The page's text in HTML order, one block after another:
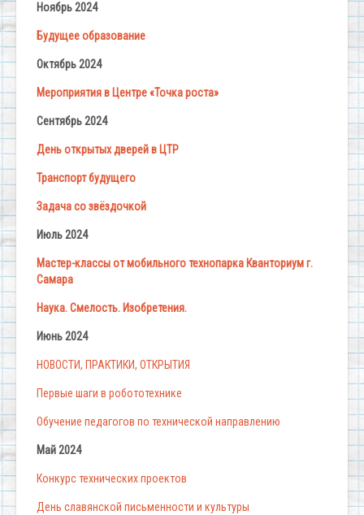
Ноябрь 2024
Будущее образование
Октябрь 2024
Мероприятия в Центре «Точка роста»
Сентябрь 2024
День открытых дверей в ЦТР
Транспорт будущего
Задача со звёздочкой
Июль 2024
Мастер-классы от мобильного технопарка Кванториум г.
Самара
Наука. Смелость. Изобретения.
Июнь 2024
НОВОСТИ, ПРАКТИКИ, ОТКРЫТИЯ
Первые шаги в робототехнике
Обучение педагогов по технической направлению
Май 2024
Конкурс технических проектов
День славянской письменности и культуры